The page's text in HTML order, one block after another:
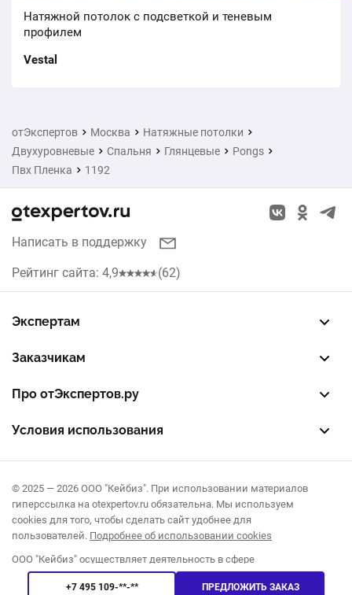
+7 495 109-**-** ПРЕДЛОЖИТЬ ЗАКАЗ
Натяжной потолок с подсветкой и теневым
профилем
Vestal
отЭкспертов Москва
Натяжные потолки
Двухуровневые
Спальня Глянцевые
Pongs
Пвх Пленка
1192
Написать в поддержку
Рейтинг сайта: 4,9 (62)
Экспертам
Заказчикам
Про отЭкспертов.ру
Условия использования
© 2025 — 2026 ООО "Кейбиз". При использовании материалов
гиперссылка на otexpertov.ru обязательна. Мы используем
cookies для того, чтобы сделать сайт удобнее для
пользователей. Подробнее об использовании cookies
ООО "Кейбиз" осуществляет деятельность в сфере
информационных технологий. ИНН 7720370375. КПП 772201001.
ОГРН 1177746148887.